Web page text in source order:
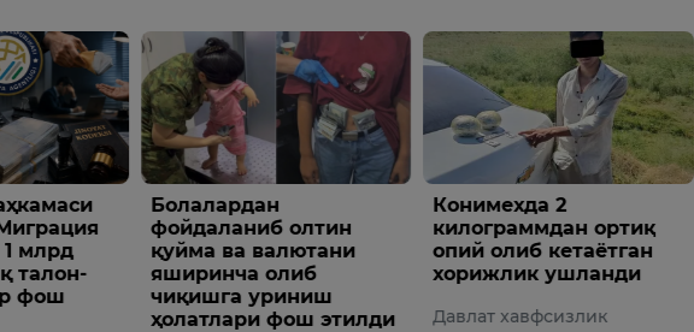
Болалардан
фойдаланиб олтин
қуйма ва валютани
яширинча олиб
чиқишга уриниш
ҳолатлари фош этилди
Конимехда 2
килограммдан ортиқ
опий олиб кетаётган
хорижлик ушланди
Давлат хавфсизлик
маоши